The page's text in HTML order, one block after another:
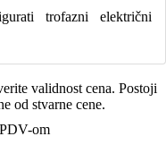
trofazni električni
validnost cena. Postoji
od stvarne cene.
om